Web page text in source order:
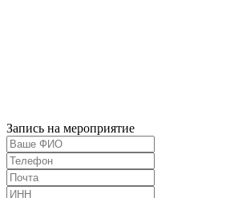
Запись на мероприятие